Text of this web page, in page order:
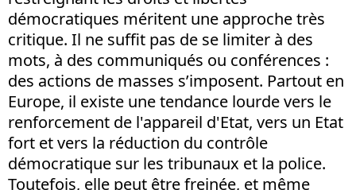
démocratiques méritent une approche très
critique. Il ne suffit pas de se limiter à des
mots, à des communiqués ou conférences :
des actions de masses s’imposent. Partout en
Europe, il existe une tendance lourde vers le
renforcement de l'appareil d'Etat, vers un Etat
fort et vers la réduction du contrôle
démocratique sur les tribunaux et la police.
Toutefois, elle peut être freinée, et même